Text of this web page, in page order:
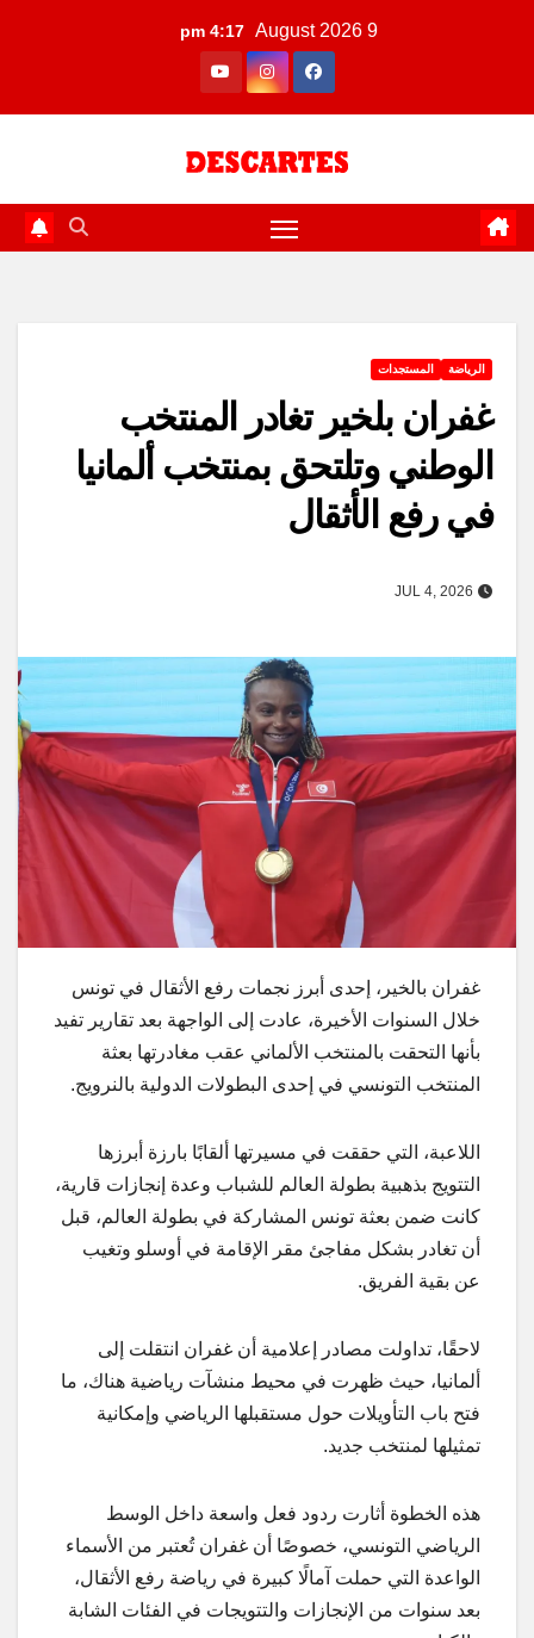
9 August 2026
4:17 pm
الرياضة المستجدات
غفران بلخير تغادر المنتخب
الوطني وتلتحق بمنتخب ألمانيا
في رفع الأثقال
JUL 4, 2026
غفران بالخير، إحدى أبرز نجمات رفع الأثقال في تونس
خلال السنوات الأخيرة، عادت إلى الواجهة بعد تقارير تفيد
بأنها التحقت بالمنتخب الألماني عقب مغادرتها بعثة
المنتخب التونسي في إحدى البطولات الدولية بالنرويج.
اللاعبة، التي حققت في مسيرتها ألقابًا بارزة أبرزها
التتويج بذهبية بطولة العالم للشباب وعدة إنجازات قارية،
كانت ضمن بعثة تونس المشاركة في بطولة العالم، قبل
أن تغادر بشكل مفاجئ مقر الإقامة في أوسلو وتغيب
عن بقية الفريق.
لاحقًا، تداولت مصادر إعلامية أن غفران انتقلت إلى
ألمانيا، حيث ظهرت في محيط منشآت رياضية هناك، ما
فتح باب التأويلات حول مستقبلها الرياضي وإمكانية
تمثيلها لمنتخب جديد.
هذه الخطوة أثارت ردود فعل واسعة داخل الوسط
الرياضي التونسي، خصوصًا أن غفران تُعتبر من الأسماء
الواعدة التي حملت آمالًا كبيرة في رياضة رفع الأثقال،
بعد سنوات من الإنجازات والتتويجات في الفئات الشابة